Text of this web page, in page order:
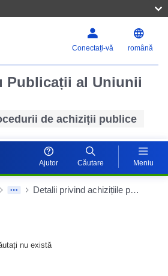
Conectați-vă română
Publicații al Uniunii
de achiziții publice
Ajutor Căutare Meniu
Detalii privind achizițiile publice
nu există